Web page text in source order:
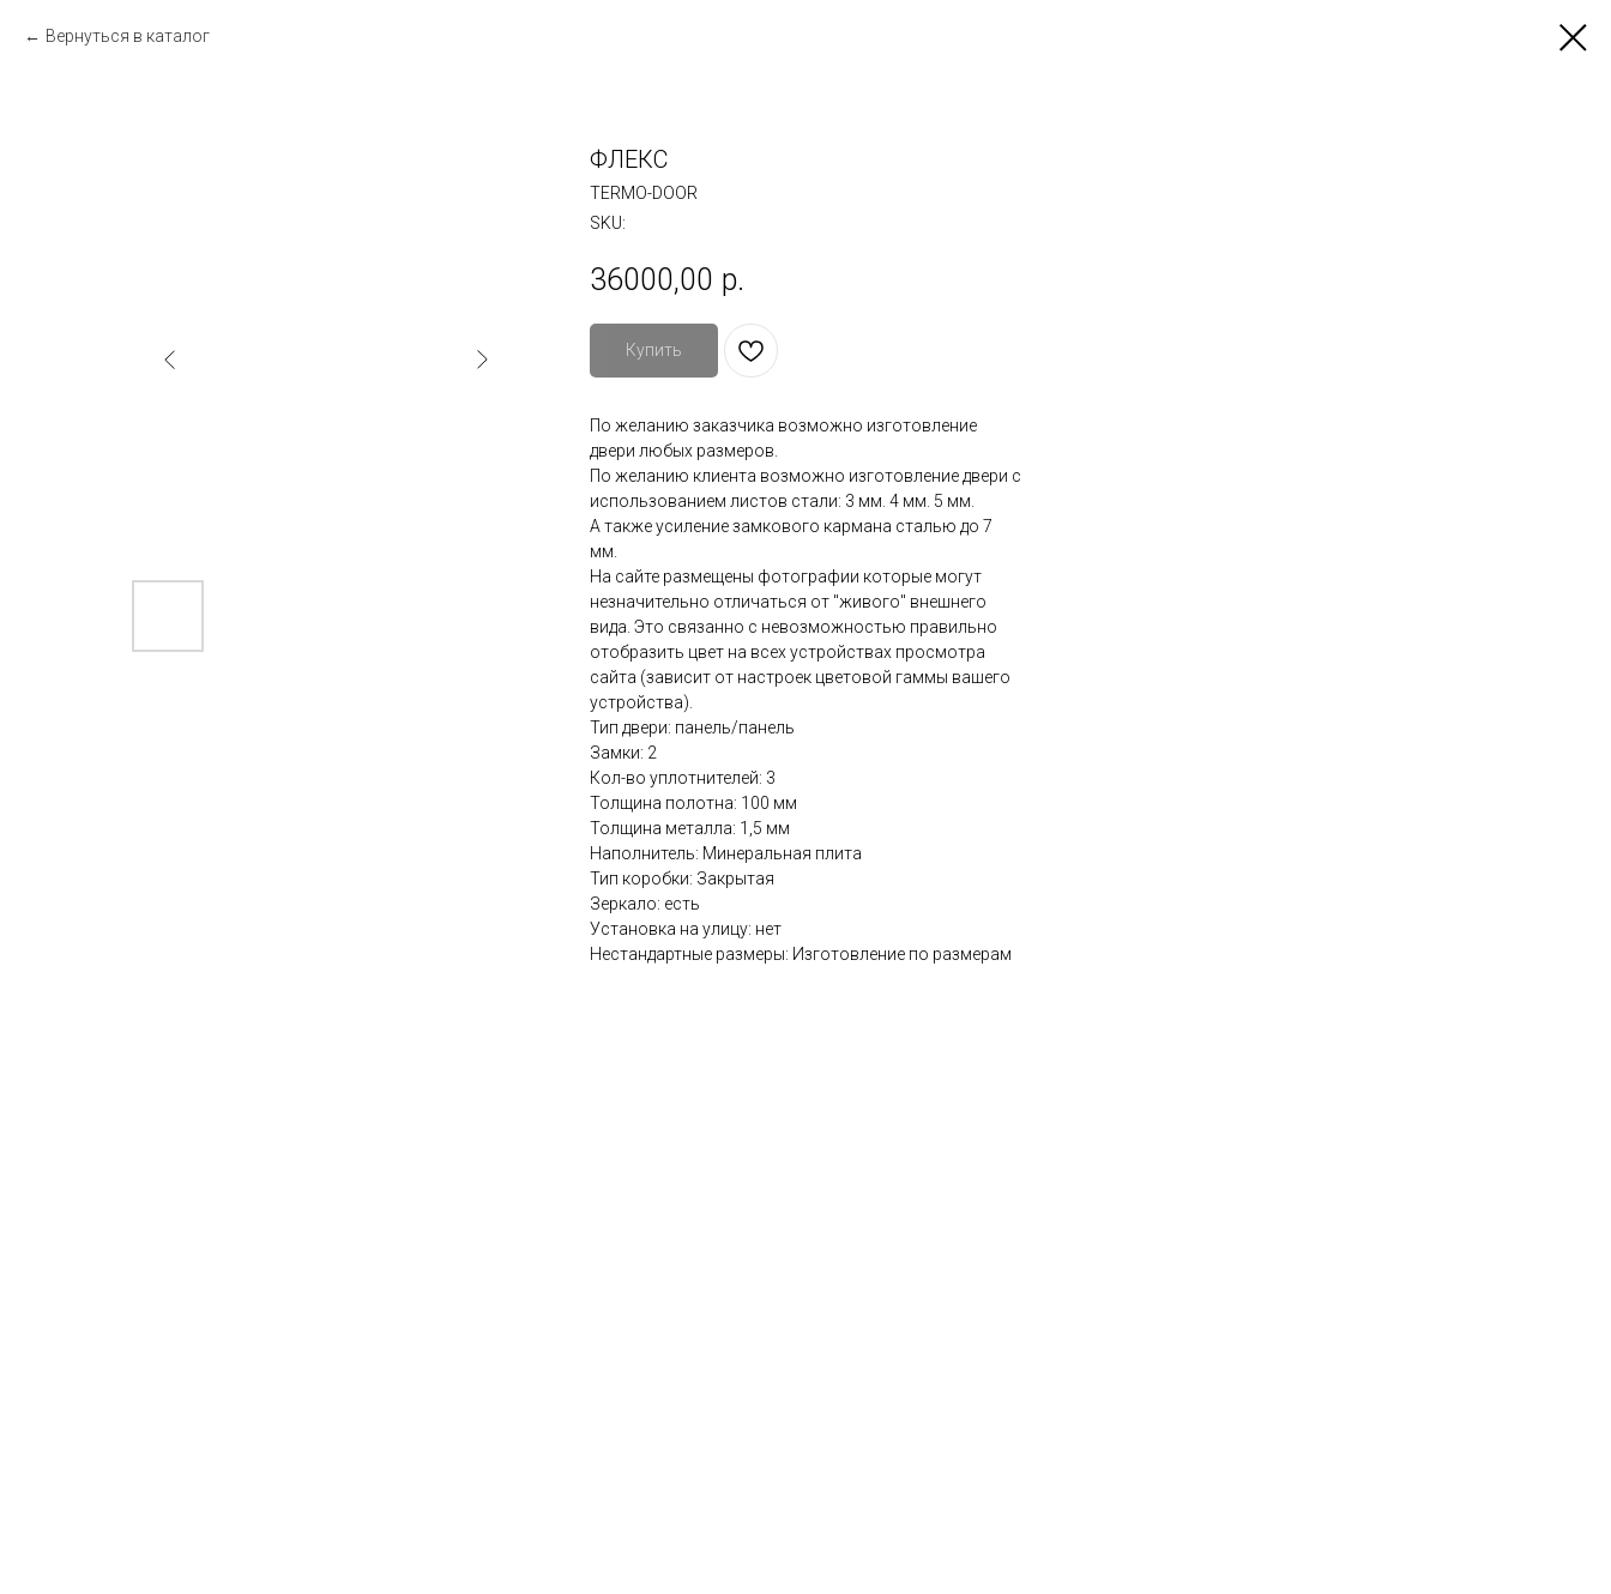
Вернуться в каталог
ФЛЕКС
TERMO-DOOR
SKU:
36000,00 р.
Купить
По желанию заказчика возможно изготовление
двери любых размеров.
По желанию клиента возможно изготовление двери с
использованием листов стали: 3 мм. 4 мм. 5 мм.
А также усиление замкового кармана сталью до 7
мм.
На сайте размещены фотографии которые могут
незначительно отличаться от "живого" внешнего
вида. Это связанно с невозможностью правильно
отобразить цвет на всех устройствах просмотра
сайта (зависит от настроек цветовой гаммы вашего
устройства).
Тип двери: панель/панель
Замки: 2
Кол-во уплотнителей: 3
Толщина полотна: 100 мм
Толщина металла: 1,5 мм
Наполнитель: Минеральная плита
Тип коробки: Закрытая
Зеркало: есть
Установка на улицу: нет
Нестандартные размеры: Изготовление по размерам